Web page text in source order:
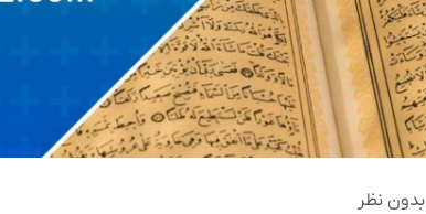
بدون نظر